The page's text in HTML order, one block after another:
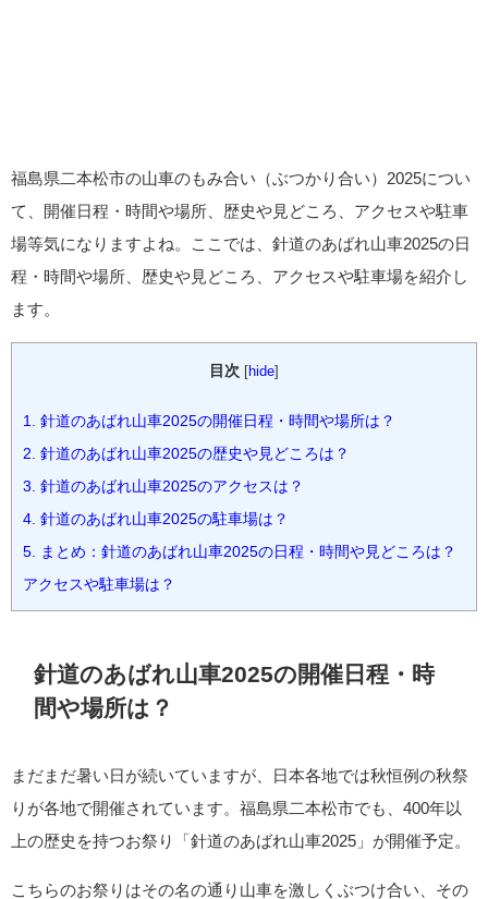
福島県二本松市の山車のもみ合い（ぶつかり合い）2025につい
て、開催日程・時間や場所、歴史や見どころ、アクセスや駐車
場等気になりますよね。ここでは、針道のあばれ山車2025の日
程・時間や場所、歴史や見どころ、アクセスや駐車場を紹介し
ます。
目次 hide
1. 針道のあばれ山車2025の開催日程・時間や場所は？
2. 針道のあばれ山車2025の歴史や見どころは？
3. 針道のあばれ山車2025のアクセスは？
4. 針道のあばれ山車2025の駐車場は？
5. まとめ：針道のあばれ山車2025の日程・時間や見どころは？
アクセスや駐車場は？
針道のあばれ山車2025の開催日程・時
間や場所は？
まだまだ暑い日が続いていますが、日本各地では秋恒例の秋祭
りが各地で開催されています。福島県二本松市でも、400年以
上の歴史を持つお祭り「針道のあばれ山車2025」が開催予定。
こちらのお祭りはその名の通り山車を激しくぶつけ合い、その